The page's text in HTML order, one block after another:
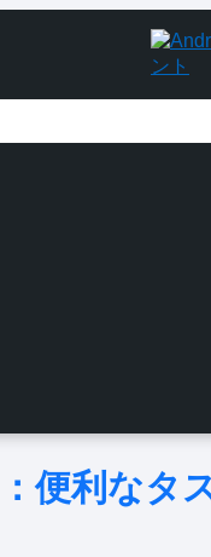
便利なタ